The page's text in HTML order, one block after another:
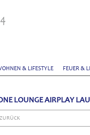
& LIFESTYLE FEUER &
LOUNGE AIRPLAY